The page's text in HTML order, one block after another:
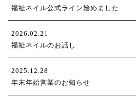
福祉ネイル公式ライン始めました
2026.02.21
福祉ネイルのお話し
2025.12.28
年末年始営業のお知らせ